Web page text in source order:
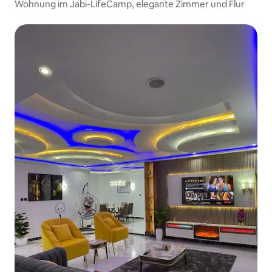
Wohnung im Jabi-LifeCamp, elegante Zimmer und Flur